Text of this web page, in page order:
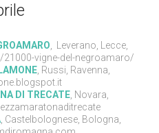
, Leverano, Lecce,
vigne-del-negroamaro/
, Russi, Ravenna,
DI TRECATE , Novara,
, Castelbolognese, Bologna,